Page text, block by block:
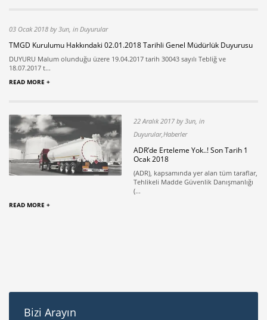
03 Ocak 2018 by 3un, in Duyurular
TMGD Kurulumu Hakkındaki 02.01.2018 Tarihli Genel Müdürlük Duyurusu
DUYURU Malum olunduğu üzere 19.04.2017 tarih 30043 sayılı Tebliğ ve
18.07.2017 t...
READ MORE +
22 Aralık 2017 by 3un, in
Duyurular,Haberler
ADR’de Erteleme Yok..! Son Tarih 1
Ocak 2018
(ADR), kapsamında yer alan tüm taraflar,
Tehlikeli Madde Güvenlik Danışmanlığı
(...
READ MORE +
Bizi Arayın